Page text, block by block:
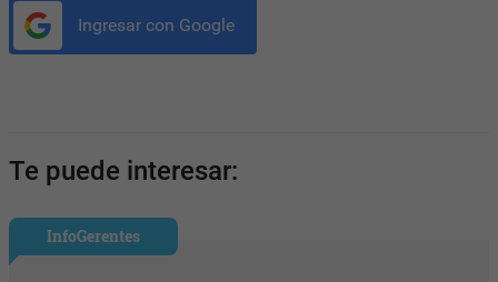
Ingresar con Google
Te puede interesar:
InfoGerentes